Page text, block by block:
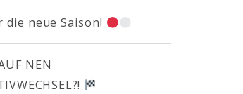
neue Saison!
NEN